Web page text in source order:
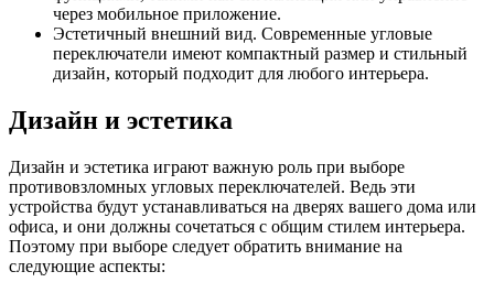
через мобильное приложение.
Эстетичный внешний вид. Современные угловые
переключатели имеют компактный размер и стильный
дизайн, который подходит для любого интерьера.
Дизайн и эстетика
Дизайн и эстетика играют важную роль при выборе
противовзломных угловых переключателей. Ведь эти
устройства будут устанавливаться на дверях вашего дома или
офиса, и они должны сочетаться с общим стилем интерьера.
Поэтому при выборе следует обратить внимание на
следующие аспекты: